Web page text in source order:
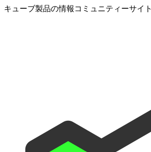
キューブ製品の情報コミュニティーサイト